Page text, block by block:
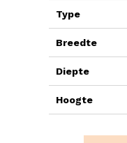
Type
Breedte
Diepte
Hoogte